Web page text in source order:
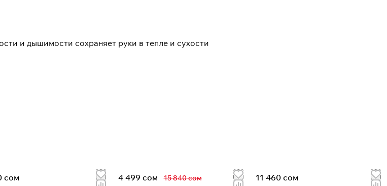
и дышимости сохраняет руки в тепле и сухости
сом 4 499 сом
15 840 сом
11 460 сом